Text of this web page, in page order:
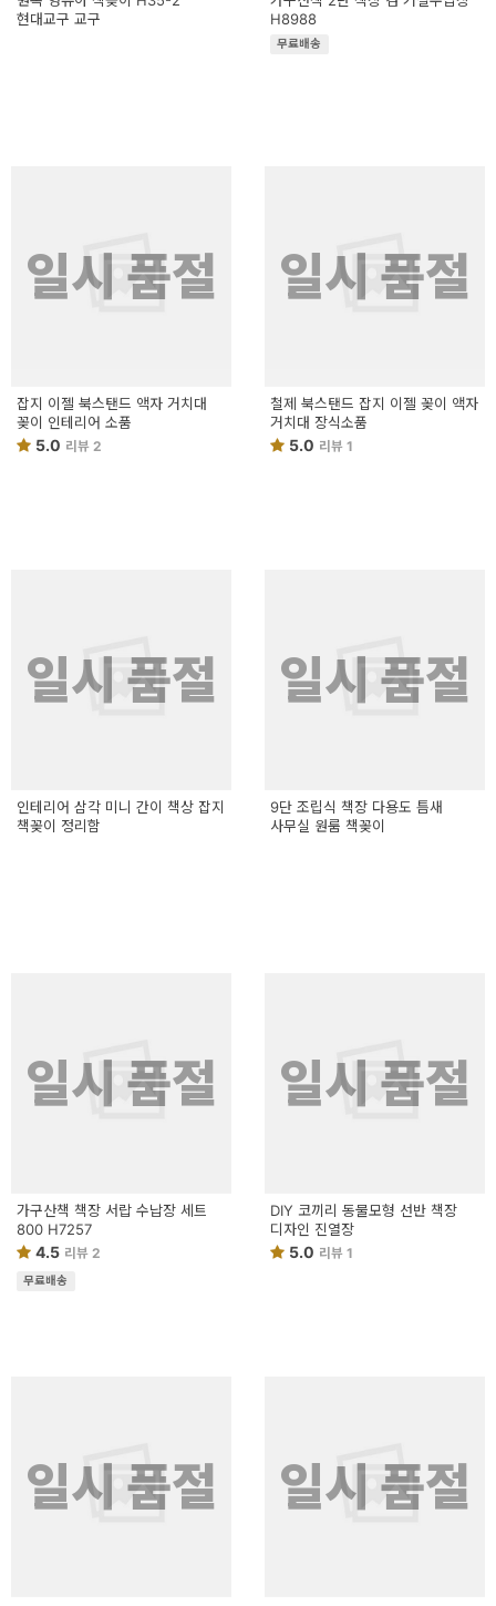
현대교구 교구
H8988
무료배송
일시 품절
잡지 이젤 북스탠드 액자 거치대
꽂이 인테리어 소품
5.0 리뷰 2
일시 품절
철제 북스탠드 잡지 이젤 꽂이 액자
거치대 장식소품
5.0 리뷰 1
일시 품절
인테리어 삼각 미니 간이 책상 잡지
책꽂이 정리함
일시 품절
9단 조립식 책장 다용도 틈새
사무실 원룸 책꽂이
일시 품절
가구산책 책장 서랍 수납장 세트
800 H7257
4.5 리뷰 2
무료배송
일시 품절
DIY 코끼리 동물모형 선반 책장
디자인 진열장
5.0 리뷰 1
일시 품절 일시 품절